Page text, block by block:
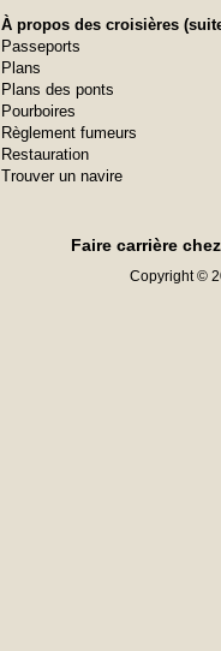
À propos des croisières
Passeports
Plans
Plans des ponts
Pourboires
Règlement fumeurs
Restauration
Trouver un navire
Faire carrière
Copyright ©